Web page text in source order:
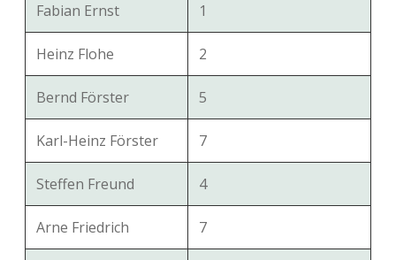
Fabian Ernst 1
Heinz Flohe 2
Bernd Förster 5
Karl-Heinz Förster 7
Steffen Freund 4
Arne Friedrich 7